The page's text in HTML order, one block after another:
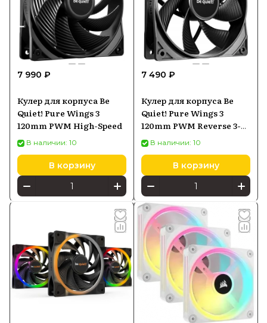
7 990 ₽
Кулер для корпуса Be
Quiet! Pure Wings 3
120mm PWM High-Speed
В наличии: 10
В корзину
7 490 ₽
Кулер для корпуса Be
Quiet! Pure Wings 3
120mm PWM Reverse 3-
pack черный
В наличии: 10
В корзину